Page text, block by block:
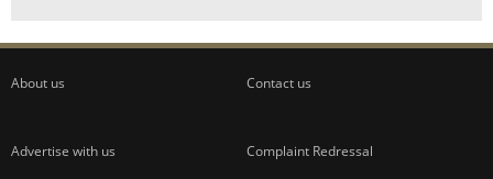
About us Contact us
Advertise with us Complaint Redressal